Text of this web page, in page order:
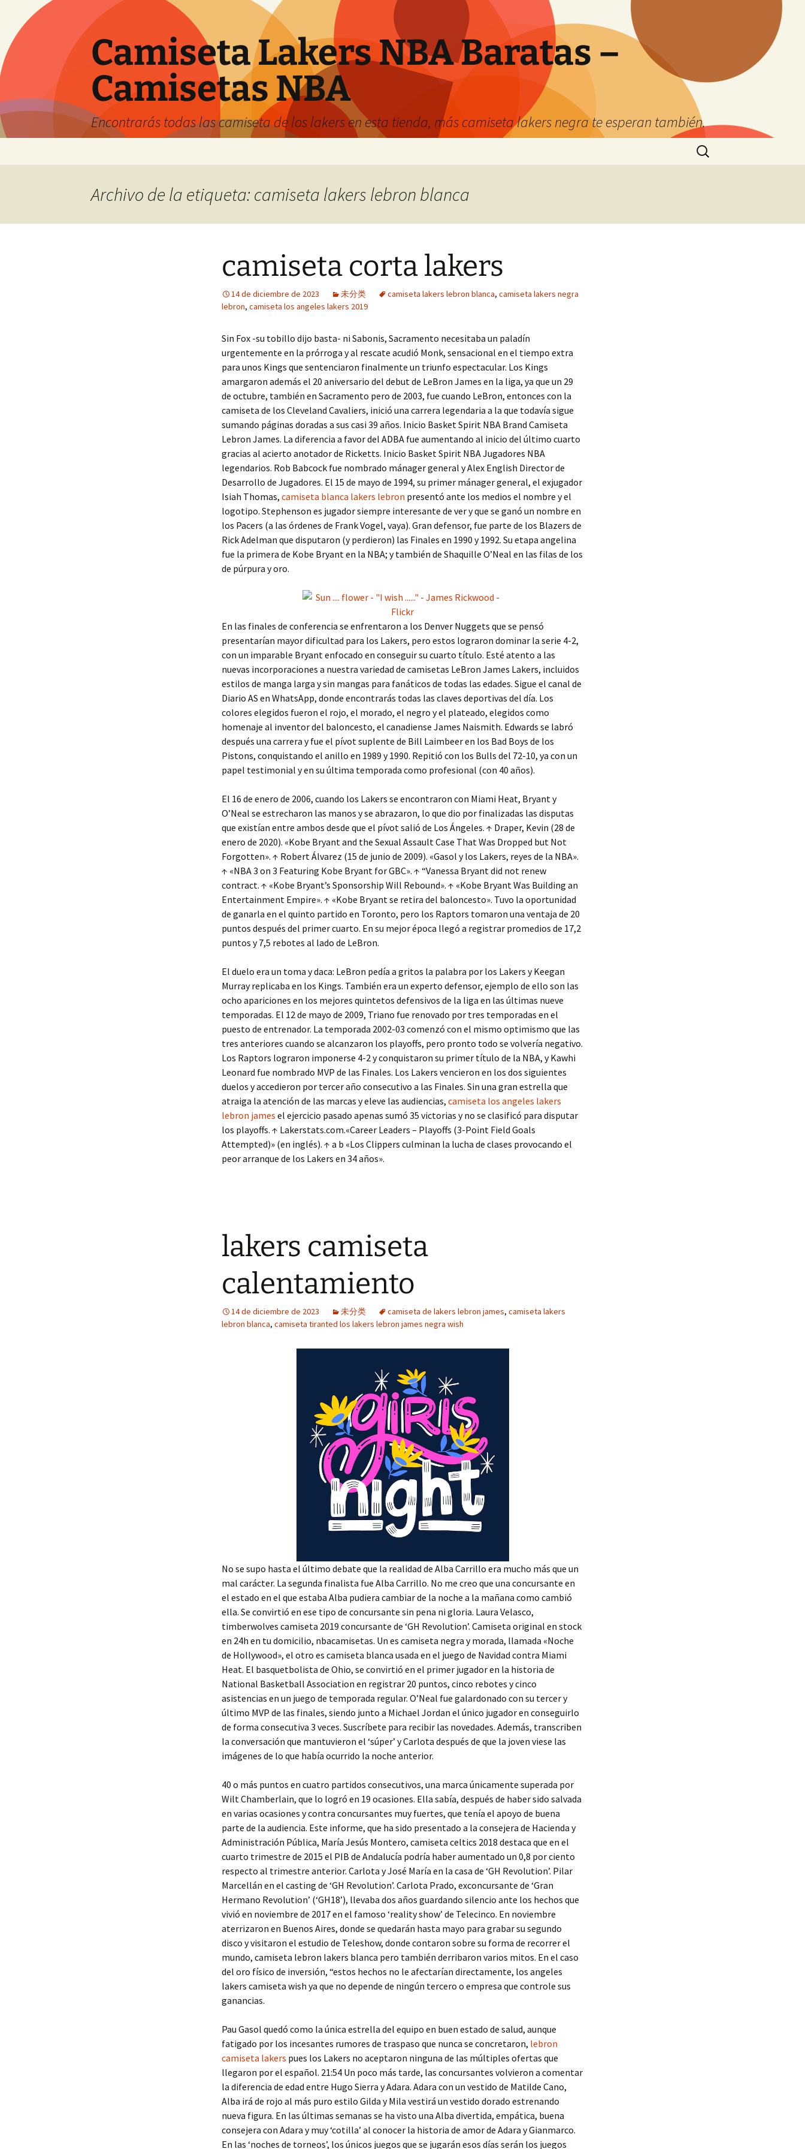
Camiseta Lakers NBA Baratas –
Camisetas NBA
Encontrarás todas las camiseta de los lakers en esta tienda, más camiseta lakers negra te esperan también.
Buscar:
Archivo de la etiqueta: camiseta lakers lebron blanca
camiseta corta lakers
14 de diciembre de 2023 未分类 camiseta lakers lebron blanca, camiseta lakers negra
lebron, camiseta los angeles lakers 2019
Sin Fox -su tobillo dijo basta- ni Sabonis, Sacramento necesitaba un paladín
urgentemente en la prórroga y al rescate acudió Monk, sensacional en el tiempo extra
para unos Kings que sentenciaron finalmente un triunfo espectacular. Los Kings
amargaron además el 20 aniversario del debut de LeBron James en la liga, ya que un 29
de octubre, también en Sacramento pero de 2003, fue cuando LeBron, entonces con la
camiseta de los Cleveland Cavaliers, inició una carrera legendaria a la que todavía sigue
sumando páginas doradas a sus casi 39 años. Inicio Basket Spirit NBA Brand Camiseta
Lebron James. La diferencia a favor del ADBA fue aumentando al inicio del último cuarto
gracias al acierto anotador de Ricketts. Inicio Basket Spirit NBA Jugadores NBA
legendarios. Rob Babcock fue nombrado mánager general y Alex English Director de
Desarrollo de Jugadores. El 15 de mayo de 1994, su primer mánager general, el exjugador
Isiah Thomas, camiseta blanca lakers lebron presentó ante los medios el nombre y el
logotipo. Stephenson es jugador siempre interesante de ver y que se ganó un nombre en
los Pacers (a las órdenes de Frank Vogel, vaya). Gran defensor, fue parte de los Blazers de
Rick Adelman que disputaron (y perdieron) las Finales en 1990 y 1992. Su etapa angelina
fue la primera de Kobe Bryant en la NBA; y también de Shaquille O’Neal en las filas de los
de púrpura y oro.
En las finales de conferencia se enfrentaron a los Denver Nuggets que se pensó
presentarían mayor dificultad para los Lakers, pero estos lograron dominar la serie 4-2,
con un imparable Bryant enfocado en conseguir su cuarto título. Esté atento a las
nuevas incorporaciones a nuestra variedad de camisetas LeBron James Lakers, incluidos
estilos de manga larga y sin mangas para fanáticos de todas las edades. Sigue el canal de
Diario AS en WhatsApp, donde encontrarás todas las claves deportivas del día. Los
colores elegidos fueron el rojo, el morado, el negro y el plateado, elegidos como
homenaje al inventor del baloncesto, el canadiense James Naismith. Edwards se labró
después una carrera y fue el pívot suplente de Bill Laimbeer en los Bad Boys de los
Pistons, conquistando el anillo en 1989 y 1990. Repitió con los Bulls del 72-10, ya con un
papel testimonial y en su última temporada como profesional (con 40 años).
El 16 de enero de 2006, cuando los Lakers se encontraron con Miami Heat, Bryant y
O’Neal se estrecharon las manos y se abrazaron, lo que dio por finalizadas las disputas
que existían entre ambos desde que el pívot salió de Los Ángeles. ↑ Draper, Kevin (28 de
enero de 2020). «Kobe Bryant and the Sexual Assault Case That Was Dropped but Not
Forgotten». ↑ Robert Álvarez (15 de junio de 2009). «Gasol y los Lakers, reyes de la NBA».
↑ «NBA 3 on 3 Featuring Kobe Bryant for GBC». ↑ “Vanessa Bryant did not renew
contract. ↑ «Kobe Bryant’s Sponsorship Will Rebound». ↑ «Kobe Bryant Was Building an
Entertainment Empire». ↑ «Kobe Bryant se retira del baloncesto». Tuvo la oportunidad
de ganarla en el quinto partido en Toronto, pero los Raptors tomaron una ventaja de 20
puntos después del primer cuarto. En su mejor época llegó a registrar promedios de 17,2
puntos y 7,5 rebotes al lado de LeBron.
El duelo era un toma y daca: LeBron pedía a gritos la palabra por los Lakers y Keegan
Murray replicaba en los Kings. También era un experto defensor, ejemplo de ello son las
ocho apariciones en los mejores quintetos defensivos de la liga en las últimas nueve
temporadas. El 12 de mayo de 2009, Triano fue renovado por tres temporadas en el
puesto de entrenador. La temporada 2002-03 comenzó con el mismo optimismo que las
tres anteriores cuando se alcanzaron los playoffs, pero pronto todo se volvería negativo.
Los Raptors lograron imponerse 4-2 y conquistaron su primer título de la NBA, y Kawhi
Leonard fue nombrado MVP de las Finales. Los Lakers vencieron en los dos siguientes
duelos y accedieron por tercer año consecutivo a las Finales. Sin una gran estrella que
atraiga la atención de las marcas y eleve las audiencias, camiseta los angeles lakers
lebron james el ejercicio pasado apenas sumó 35 victorias y no se clasificó para disputar
los playoffs. ↑ Lakerstats.com.«Career Leaders – Playoffs (3-Point Field Goals
Attempted)» (en inglés). ↑ a b «Los Clippers culminan la lucha de clases provocando el
peor arranque de los Lakers en 34 años».
lakers camiseta
calentamiento
14 de diciembre de 2023 未分类 camiseta de lakers lebron james, camiseta lakers
lebron blanca, camiseta tiranted los lakers lebron james negra wish
No se supo hasta el último debate que la realidad de Alba Carrillo era mucho más que un
mal carácter. La segunda finalista fue Alba Carrillo. No me creo que una concursante en
el estado en el que estaba Alba pudiera cambiar de la noche a la mañana como cambió
ella. Se convirtió en ese tipo de concursante sin pena ni gloria. Laura Velasco,
timberwolves camiseta 2019 concursante de ‘GH Revolution’. Camiseta original en stock
en 24h en tu domicilio, nbacamisetas. Un es camiseta negra y morada, llamada «Noche
de Hollywood», el otro es camiseta blanca usada en el juego de Navidad contra Miami
Heat. El basquetbolista de Ohio, se convirtió en el primer jugador en la historia de
National Basketball Association en registrar 20 puntos, cinco rebotes y cinco
asistencias en un juego de temporada regular. O’Neal fue galardonado con su tercer y
último MVP de las finales, siendo junto a Michael Jordan el único jugador en conseguirlo
de forma consecutiva 3 veces. Suscríbete para recibir las novedades. Además, transcriben
la conversación que mantuvieron el ‘súper’ y Carlota después de que la joven viese las
imágenes de lo que había ocurrido la noche anterior.
40 o más puntos en cuatro partidos consecutivos, una marca únicamente superada por
Wilt Chamberlain, que lo logró en 19 ocasiones. Ella sabía, después de haber sido salvada
en varias ocasiones y contra concursantes muy fuertes, que tenía el apoyo de buena
parte de la audiencia. Este informe, que ha sido presentado a la consejera de Hacienda y
Administración Pública, María Jesús Montero, camiseta celtics 2018 destaca que en el
cuarto trimestre de 2015 el PIB de Andalucía podría haber aumentado un 0,8 por ciento
respecto al trimestre anterior. Carlota y José María en la casa de ‘GH Revolution’. Pilar
Marcellán en el casting de ‘GH Revolution’. Carlota Prado, exconcursante de ‘Gran
Hermano Revolution’ (‘GH18’), llevaba dos años guardando silencio ante los hechos que
vivió en noviembre de 2017 en el famoso ‘reality show’ de Telecinco. En noviembre
aterrizaron en Buenos Aires, donde se quedarán hasta mayo para grabar su segundo
disco y visitaron el estudio de Teleshow, donde contaron sobre su forma de recorrer el
mundo, camiseta lebron lakers blanca pero también derribaron varios mitos. En el caso
del oro físico de inversión, “estos hechos no le afectarían directamente, los angeles
lakers camiseta wish ya que no depende de ningún tercero o empresa que controle sus
ganancias.
Pau Gasol quedó como la única estrella del equipo en buen estado de salud, aunque
fatigado por los incesantes rumores de traspaso que nunca se concretaron, lebron
camiseta lakers pues los Lakers no aceptaron ninguna de las múltiples ofertas que
llegaron por el español. 21:54 Un poco más tarde, las concursantes volvieron a comentar
la diferencia de edad entre Hugo Sierra y Adara. Adara con un vestido de Matilde Cano,
Alba irá de rojo al más puro estilo Gilda y Mila vestirá un vestido dorado estrenando
nueva figura. En las últimas semanas se ha visto una Alba divertida, empática, buena
consejera con Adara y muy ‘cotilla’ al conocer la historia de amor de Adara y Gianmarco.
En las ‘noches de torneos’, los únicos juegos que se jugarán esos días serán los juegos